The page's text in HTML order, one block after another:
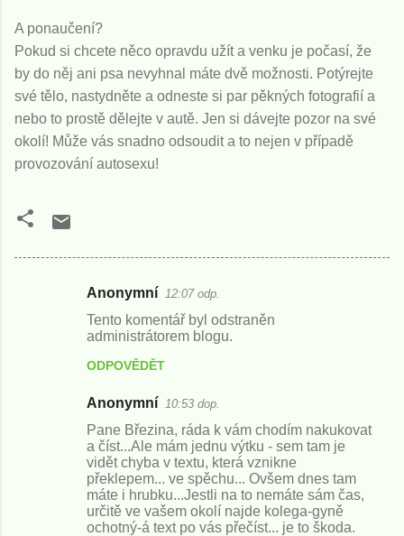
A ponaučení?
Pokud si chcete něco opravdu užít a venku je počasí, že
by do něj ani psa nevyhnal máte dvě možnosti. Potýrejte
své tělo, nastydněte a odneste si par pěkných fotografií a
nebo to prostě dělejte v autě. Jen si dávejte pozor na své
okolí! Může vás snadno odsoudit a to nejen v případě
provozování autosexu!
Anonymní 12:07 odp.
Tento komentář byl odstraněn
administrátorem blogu.
ODPOVĚDĚT
Anonymní 10:53 dop.
Pane Březina, ráda k vám chodím nakukovat
a číst...Ale mám jednu výtku - sem tam je
vidět chyba v textu, která vznikne
překlepem... ve spěchu... Ovšem dnes tam
máte i hrubku...Jestli na to nemáte sám čas,
určitě ve vašem okolí najde kolega-gyně
ochotný-á text po vás přečíst... je to škoda.